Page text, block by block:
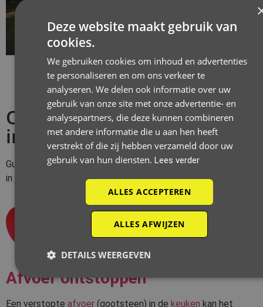
Onze ontstoppingsdiensten
in Bever
Guido De Wever biedt allerhandeontstoppingsdiensten
in jouw regio.
1
Afvoer ontstoppen
Een verstopte afvoer (gootsteen) in de keuken kan het
Deze website maakt gebruik van
cookies.
We gebruiken cookies om inhoud en advertenties
te personaliseren en om ons verkeer te
analyseren. We delen ook informatie over uw
gebruik van onze site met onze advertentie- en
analysepartners, die deze kunnen combineren
met andere informatie die u aan hen heeft
verstrekt of die zij hebben verzameld door uw
gebruik van hun diensten.Lees verder
ALLES ACCEPTEREN
ALLES AFWIJZEN
DETAILS WEERGEVEN